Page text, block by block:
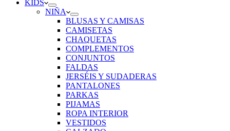
KIDS
NIÑA
BLUSAS Y CAMISAS
CAMISETAS
CHAQUETAS
COMPLEMENTOS
CONJUNTOS
FALDAS
JERSÉIS Y SUDADERAS
PANTALONES
PARKAS
PIJAMAS
ROPA INTERIOR
VESTIDOS